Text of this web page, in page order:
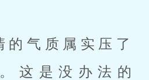
。这是没办法的